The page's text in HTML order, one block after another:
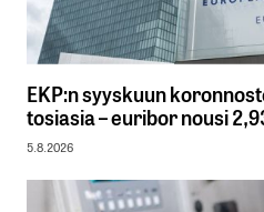
EKP:n syyskuun
tosiasia – euribor nousi
5.8.2026